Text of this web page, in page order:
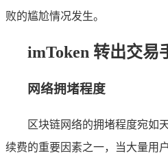
败的尴尬情况发生。
imToken 转出交易
网络拥堵程度
区块链网络的拥堵程度宛如
续费的重要因素之一，当大量用